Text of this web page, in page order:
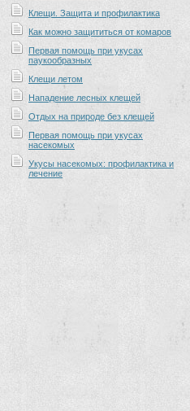
Клещи. Защита и профилактика
Как можно защититься от комаров
Первая помощь при укусах
паукообразных
Клещи летом
Нападение лесных клещей
Отдых на природе без клещей
Первая помощь при укусах
насекомых
Укусы насекомых: профилактика и
лечение